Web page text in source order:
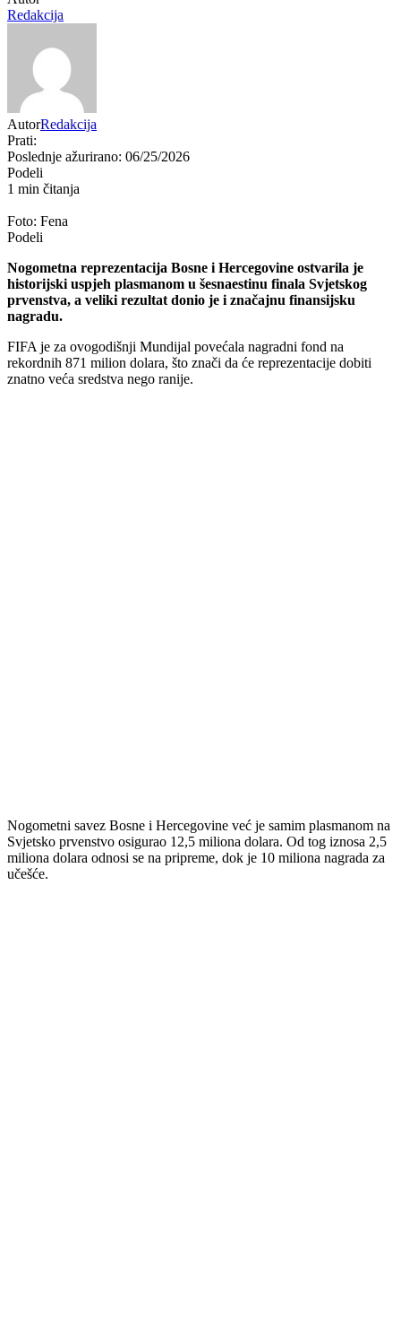
Redakcija
AutorRedakcija
Prati:
Poslednje ažurirano: 06/25/2026
Podeli
1 min čitanja
Foto: Fena
Podeli
Nogometna reprezentacija Bosne i Hercegovine ostvarila je
historijski uspjeh plasmanom u šesnaestinu finala Svjetskog
prvenstva, a veliki rezultat donio je i značajnu finansijsku
nagradu.
FIFA je za ovogodišnji Mundijal povećala nagradni fond na
rekordnih 871 milion dolara, što znači da će reprezentacije dobiti
znatno veća sredstva nego ranije.
Nogometni savez Bosne i Hercegovine već je samim plasmanom na
Svjetsko prvenstvo osigurao 12,5 miliona dolara. Od tog iznosa 2,5
miliona dolara odnosi se na pripreme, dok je 10 miliona nagrada za
učešće.